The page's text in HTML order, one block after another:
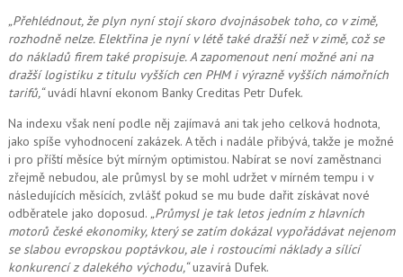
„Přehlédnout, že plyn nyní stojí skoro dvojnásobek toho, co v zimě,
rozhodně nelze. Elektřina je nyní v létě také dražší než v zimě, což se
do nákladů firem také propisuje. A zapomenout není možnéani na
dražší logistiku z titulu vyšších cen PHM i výrazně vyšších námořních
tarifů,“uvádí hlavní ekonom Banky Creditas Petr Dufek.
Na indexu však není podle něj zajímavá ani tak jeho celková hodnota,
jako spíše vyhodnocení zakázek. A těch i nadále přibývá, takže je možné
i pro příští měsíce být mírným optimistou. Nabírat se noví zaměstnanci
zřejmě nebudou, ale průmysl by se mohl udržet v mírném tempu i v
následujících měsících, zvlášť pokud se mu bude dařit získávat nové
odběratele jako doposud. „Průmysl je tak letos jedním z hlavních
motorů české ekonomiky, který se zatím dokázal vypořádávat nejenom
se slabou evropskou poptávkou, ale i rostoucími náklady a sílící
konkurencí z dalekého východu,“uzavírá Dufek.